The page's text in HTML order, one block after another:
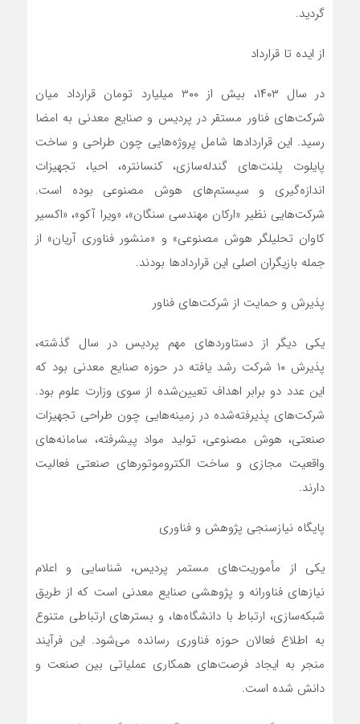
گردید.
از ایده تا قرارداد
در سال ۱۴۰۳، بیش از ۳۰۰ میلیارد تومان قرارداد میان
شرکت‌های فناور مستقر در پردیس و صنایع معدنی به امضا
رسید. این قراردادها شامل پروژه‌هایی چون طراحی و ساخت
پایلوت پلنت‌های گندله‌سازی، کنسانتره، احیا، تجهیزات
اندازه‌گیری و سیستم‌های هوش مصنوعی بوده است.
شرکت‌هایی نظیر «ارکان مهندسی سنگان»، «ویرا آکو»، «اکسیر
کاوان تحلیلگر هوش مصنوعی» و «منشور فناوری آریان» از
جمله بازیگران اصلی این قراردادها بودند.
پذیرش و حمایت از شرکت‌های فناور
یکی دیگر از دستاوردهای مهم پردیس در سال گذشته،
پذیرش ۱۰ شرکت رشد یافته در حوزه صنایع معدنی بود که
این عدد دو برابر اهداف تعیین‌شده از سوی وزارت علوم بود.
شرکت‌های پذیرفته‌شده در زمینه‌هایی چون طراحی تجهیزات
صنعتی، هوش مصنوعی، تولید مواد پیشرفته، سامانه‌های
واقعیت مجازی و ساخت الکتروموتورهای صنعتی فعالیت
دارند.
پایگاه نیازسنجی پژوهش و فناوری
یکی از مأموریت‌های مستمر پردیس، شناسایی و اعلام
نیازهای فناورانه و پژوهشی صنایع معدنی است که از طریق
شبکه‌سازی، ارتباط با دانشگاه‌ها، و بسترهای ارتباطی متنوع
به اطلاع فعالان حوزه فناوری رسانده می‌شود. این فرآیند
منجر به ایجاد فرصت‌های همکاری عملیاتی بین صنعت و
دانش شده است.